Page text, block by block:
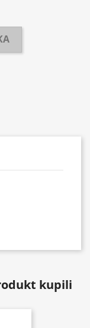
kupili